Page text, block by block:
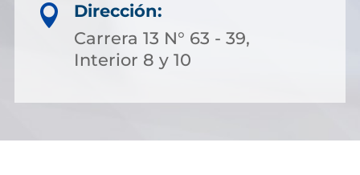

Dirección:
Carrera 13 N° 63 - 39,
Interior 8 y 10